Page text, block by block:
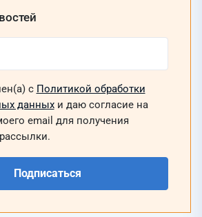
с Политикой обработки
данныхи даю согласие на
email для получения
Подписаться